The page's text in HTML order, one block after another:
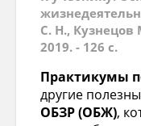
С. Н.,
2019. - 126 с.
Практикумы
другие
ОБЗР (ОБЖ),